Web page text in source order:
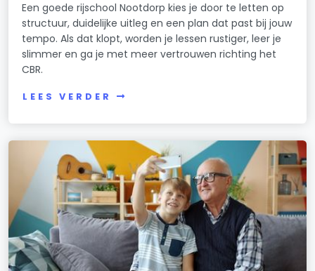
Een goede rijschool Nootdorp kies je door te letten op
structuur, duidelijke uitleg en een plan dat past bij jouw
tempo. Als dat klopt, worden je lessen rustiger, leer je
slimmer en ga je met meer vertrouwen richting het
CBR.
LEES VERDER